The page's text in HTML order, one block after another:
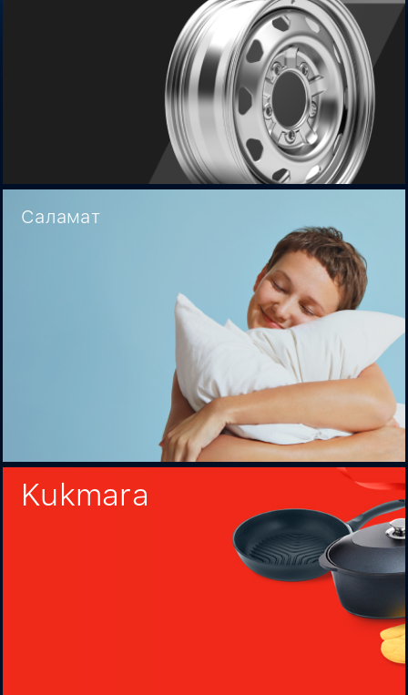
Саламат
Kukmara